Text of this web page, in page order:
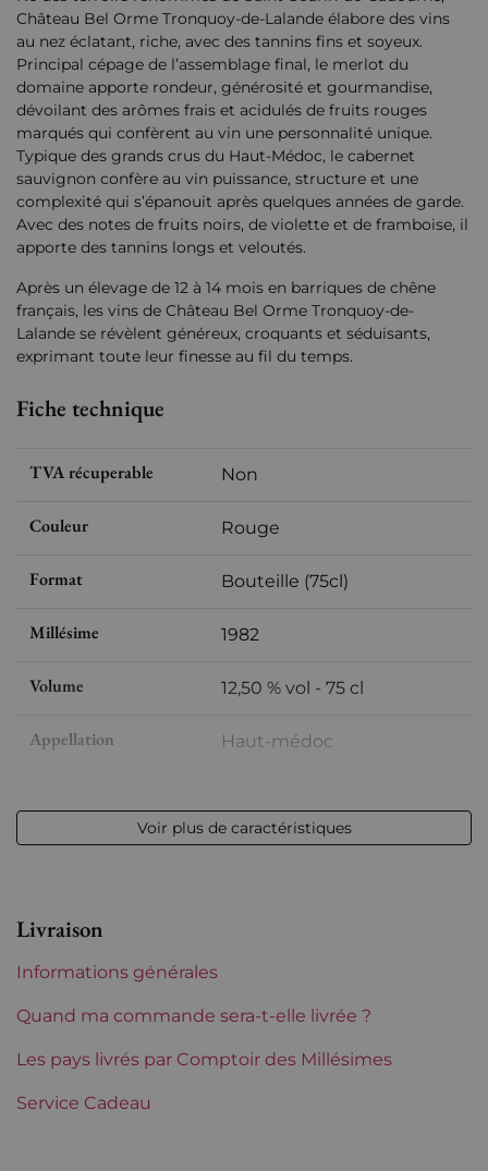
Château Bel Orme Tronquoy-de-Lalande élabore des vins
au nez éclatant, riche, avec des tannins fins et soyeux.
Principal cépage de l’assemblage final, le merlot du
domaine apporte rondeur, générosité et gourmandise,
dévoilant des arômes frais et acidulés de fruits rouges
marqués qui confèrent au vin une personnalité unique.
Typique des grands crus du Haut-Médoc, le cabernet
sauvignon confère au vin puissance, structure et une
complexité qui s’épanouit après quelques années de garde.
Avec des notes de fruits noirs, de violette et de framboise, il
apporte des tannins longs et veloutés.
Après un élevage de 12 à 14 mois en barriques de chêne
français, les vins de Château Bel Orme Tronquoy-de-
Lalande se révèlent généreux, croquants et séduisants,
exprimant toute leur finesse au fil du temps.
Fiche technique
TVA récuperable Non
Couleur Rouge
Format Bouteille (75cl)
Millésime 1982
Volume 12,50 % vol - 75 cl
Appellation Haut-médoc
Etiquette Tachée
Tranche de prix De 30 à 50 €
Voir plus de caractéristiques
Livraison
Informations générales
Quand ma commande sera-t-elle livrée ?
Les pays livrés par Comptoir des Millésimes
Service Cadeau